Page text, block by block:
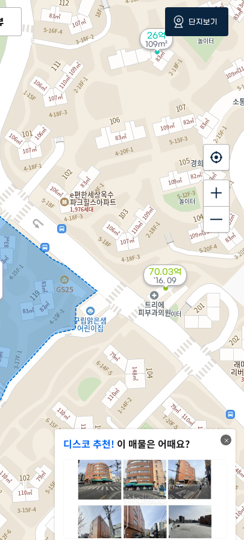
22.5억
79m²
26억
109m²
70.03억
'16. 09
디스코 추천! 이 매물은 어때요?
단지보기